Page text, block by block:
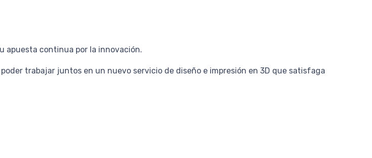
apuesta continua por la innovación.
trabajar juntos en un nuevo servicio de diseño e impresión en 3D que satisfaga